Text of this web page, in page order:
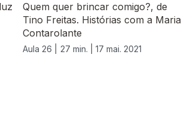
Quem quer brincar comigo?, de
Tino Freitas. Histórias com a Maria
Contarolante
Aula 26 | 27 min. | 17 mai. 2021